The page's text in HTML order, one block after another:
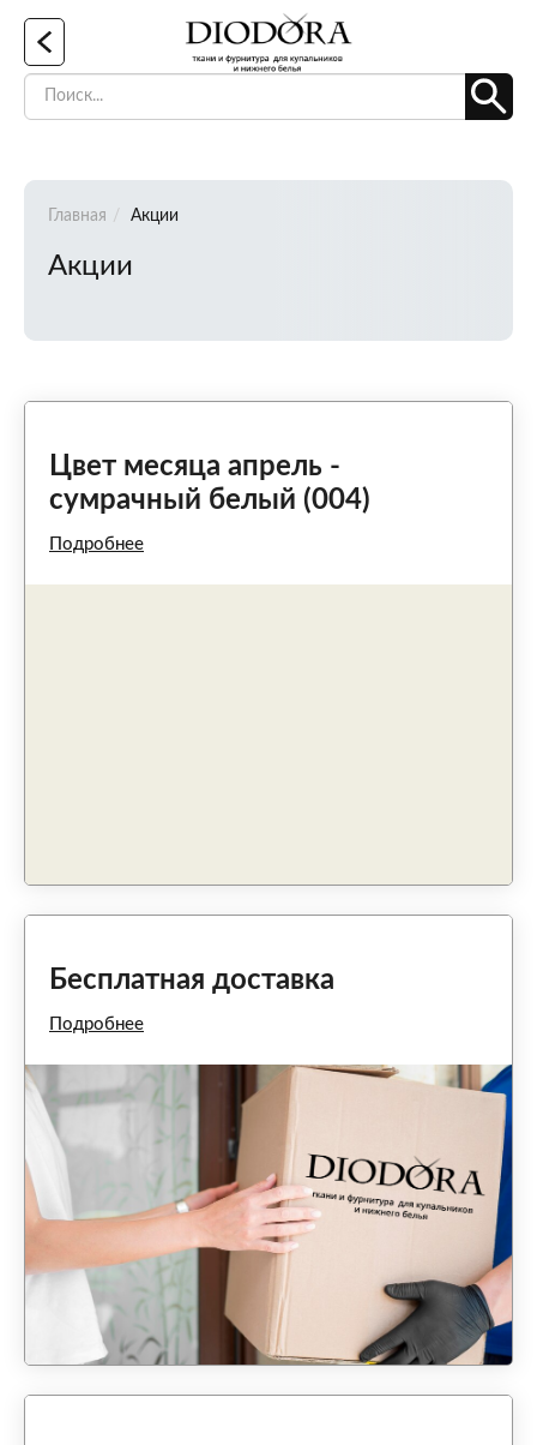
Главная Акции
Акции
Цвет месяца апрель -
сумрачный белый (004)
Подробнее
Бесплатная доставка
Подробнее